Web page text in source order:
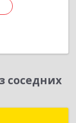
соседних